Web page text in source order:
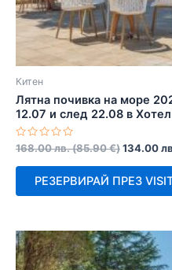
Китен
Лятна почивка на море
12.07 и след 22.08 в
Оценено
с
0
168.00лв.(85.90€)134.00
РЕЗЕРВИРАЙ ПРЕЗ